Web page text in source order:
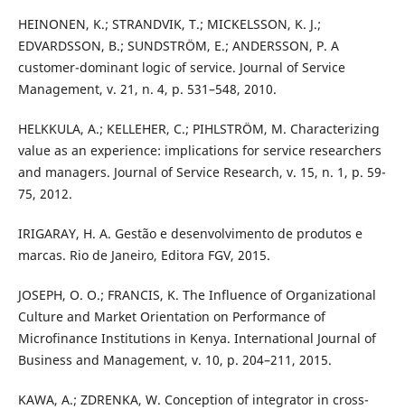
HEINONEN, K.; STRANDVIK, T.; MICKELSSON, K. J.;
EDVARDSSON, B.; SUNDSTRÖM, E.; ANDERSSON, P. A
customer-dominant logic of service. Journal of Service
Management, v. 21, n. 4, p. 531–548, 2010.
HELKKULA, A.; KELLEHER, C.; PIHLSTRÖM, M. Characterizing
value as an experience: implications for service researchers
and managers. Journal of Service Research, v. 15, n. 1, p. 59-
75, 2012.
IRIGARAY, H. A. Gestão e desenvolvimento de produtos e
marcas. Rio de Janeiro, Editora FGV, 2015.
JOSEPH, O. O.; FRANCIS, K. The Influence of Organizational
Culture and Market Orientation on Performance of
Microfinance Institutions in Kenya. International Journal of
Business and Management, v. 10, p. 204–211, 2015.
KAWA, A.; ZDRENKA, W. Conception of integrator in cross-